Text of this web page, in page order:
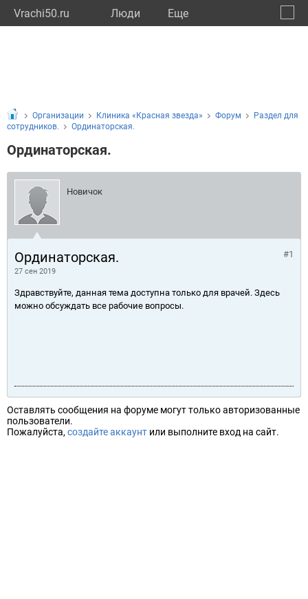
Vrachi50.ru Люди Eще
Организации Клиника «Красная звезда» Форум
Раздел для
сотрудников.
Ординаторская.
Ординаторская.
Новичок
Ординаторская.
27 сен 2019
#1
Здравствуйте, данная тема доступна только для врачей. Здесь
можно обсуждать все рабочие вопросы.
Оставлять сообщения на форуме могут только авторизованные
пользователи.
Пожалуйста, создайте аккаунт или выполните вход на сайт.